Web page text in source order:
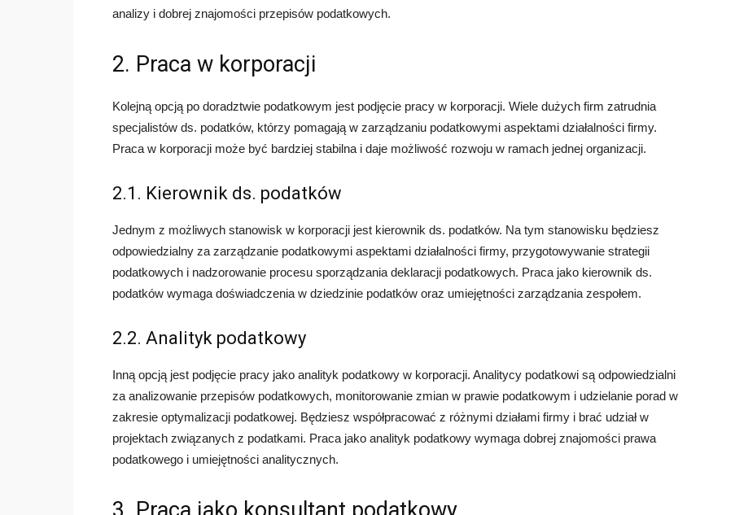
analizy i dobrej znajomości przepisów podatkowych.
2. Praca w korporacji
Kolejną opcją po doradztwie podatkowym jest podjęcie pracy w korporacji. Wiele dużych firm zatrudnia
specjalistów ds. podatków, którzy pomagają w zarządzaniu podatkowymi aspektami działalności firmy.
Praca w korporacji może być bardziej stabilna i daje możliwość rozwoju w ramach jednej organizacji.
2.1. Kierownik ds. podatków
Jednym z możliwych stanowisk w korporacji jest kierownik ds. podatków. Na tym stanowisku będziesz
odpowiedzialny za zarządzanie podatkowymi aspektami działalności firmy, przygotowywanie strategii
podatkowych i nadzorowanie procesu sporządzania deklaracji podatkowych. Praca jako kierownik ds.
podatków wymaga doświadczenia w dziedzinie podatków oraz umiejętności zarządzania zespołem.
2.2. Analityk podatkowy
Inną opcją jest podjęcie pracy jako analityk podatkowy w korporacji. Analitycy podatkowi są odpowiedzialni
za analizowanie przepisów podatkowych, monitorowanie zmian w prawie podatkowym i udzielanie porad w
zakresie optymalizacji podatkowej. Będziesz współpracować z różnymi działami firmy i brać udział w
projektach związanych z podatkami. Praca jako analityk podatkowy wymaga dobrej znajomości prawa
podatkowego i umiejętności analitycznych.